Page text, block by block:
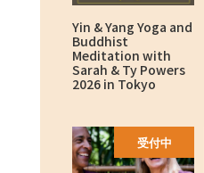
Yin & Yang Yoga and
Buddhist
Meditation with
Sarah & Ty Powers
2026 in Tokyo
受付中